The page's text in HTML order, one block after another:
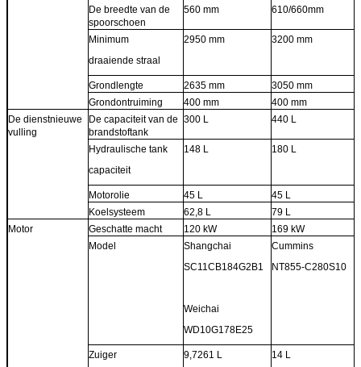
De breedte van de
spoorschoen
560 mm 610/660mm
Minimum
draaiende straal
2950 mm 3200 mm
Grondlengte 2635 mm 3050 mm
Grondontruiming
400 mm 400 mm
De dienstnieuwe
vulling
De capaciteit van de
brandstoftank
300 L 440 L
Hydraulische tank
capaciteit
148 L 180 L
Motorolie 45 L 45 L
Koelsysteem
62,8 L 79 L
Motor
Geschatte macht 120 kW 169 kW
Model
Shangchai
SC11CB184G2B1
Weichai
WD10G178E25
Cummins
NT855-C280S10
Zuiger
9,7261 L 14 L